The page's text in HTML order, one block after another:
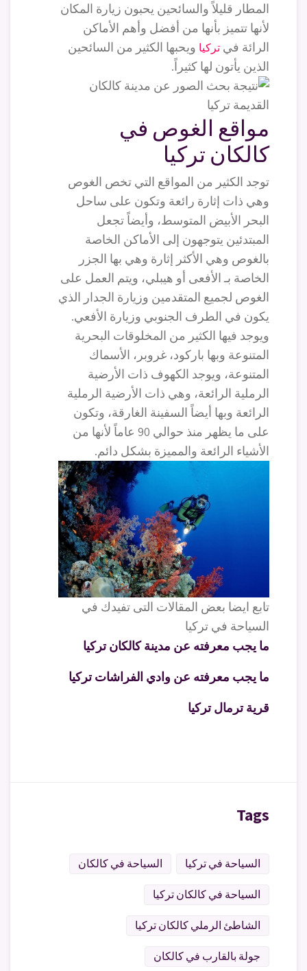
المطار قليلاً والسائحين يحبون زيارة المكان
لأنها تتميز بأنها من أفضل وأهم الأماكن
الرائة في تركيا ويحبها الكثير من السائحين
الذين يأتون لها كثيراً.
مواقع الغوص في
كالكان تركيا
توجد الكثير من المواقع التي تخص الغوص
وهي ذات إثارة رائعة وتكون على ساحل
البحر الأبيض المتوسط، وأيضاً تجعل
المبتدئين يتوجهون إلى الأماكن الخاصة
بالغوص وهي الأكثر إثارة وهي بها الجزر
الخاصة بـ الأفعى أو هيبلي، ويتم العمل على
الغوص لجميع المتقدمين وزيارة الجدار الذي
يكون في الطرف الجنوبي وزيارة الأفعي.
ويوجد فيها الكثير من المخلوقات البحرية
المتنوعة وبها باركود، غروبر، الأسماك
المتنوعة، ويوجد الكهوف ذات الأرضية
الرملية الرائعة، وهي ذات الأرضية الرملية
الرائعة وبها أيضاً السفينة الغارقة، وتكون
على ما يظهر منذ حوالي 90 عاماً لأنها من
الأشياء الرائعة والمميزة بشكل دائم.
تابع ايضا بعض المقالات التى تفيدك في
السياحة في تركيا
ما يجب معرفته عن مدينة كالكان تركيا
ما يجب معرفته عن وادي الفراشات تركيا
قرية ترمال تركيا
Tags
السياحة في تركيا السياحة في كالكان
السياحة في كالكان تركيا
الشاطئ الرملي كالكان تركيا
جولة بالقارب في كالكان